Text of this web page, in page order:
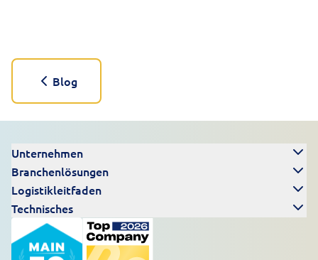
Blog
Unternehmen
Branchenlösungen
Logistikleitfaden
Technisches